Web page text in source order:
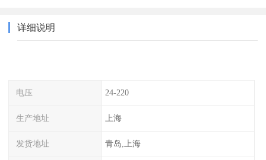
详细说明
电压 24-220
生产地址 上海
发货地址 青岛,上海